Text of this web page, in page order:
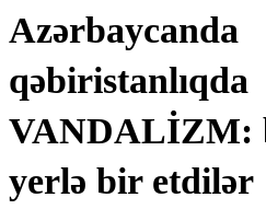
Azərbaycanda
qəbiristanlıqda
VANDALİZM:
yerlə bir etdilər